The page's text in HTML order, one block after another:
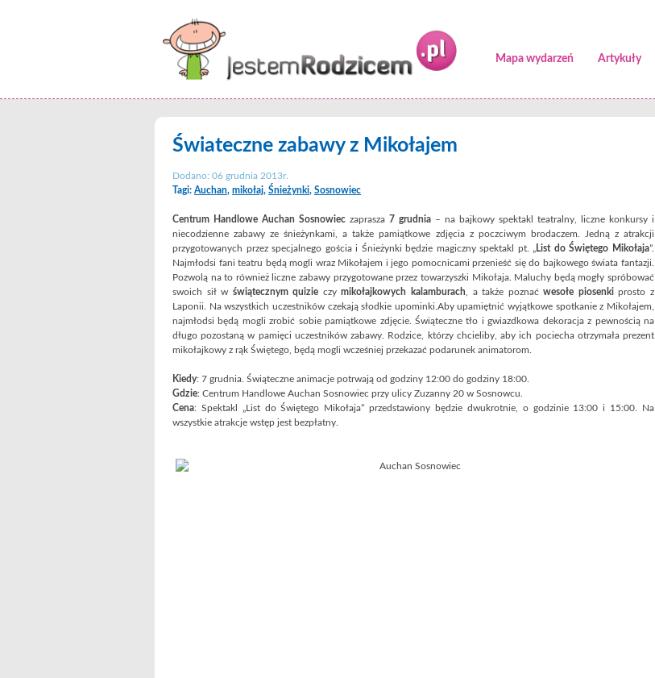
Mapa wydarzeń Artykuły
Świateczne zabawy z Mikołajem
Dodano: 06 grudnia 2013r.
Tagi: Auchan, mikołaj, Śnieżynki, Sosnowiec
Centrum Handlowe Auchan Sosnowiec zaprasza 7 grudnia – na bajkowy spektakl teatralny, liczne konkursy i
niecodzienne zabawy ze śnieżynkami, a także pamiątkowe zdjęcia z poczciwym brodaczem. Jedną z atrakcji
przygotowanych przez specjalnego gościa i Śnieżynki będzie magiczny spektakl pt. „List do Świętego Mikołaja”.
Najmłodsi fani teatru będą mogli wraz Mikołajem i jego pomocnicami przenieść się do bajkowego świata fantazji.
Pozwolą na to również liczne zabawy przygotowane przez towarzyszki Mikołaja. Maluchy będą mogły spróbować
swoich sił w świątecznym quizie czymikołajkowych kalamburach , a także poznaćwesołe piosenkiprosto z
Laponii. Na wszystkich uczestników czekają słodkie upominki.Aby upamiętnić wyjątkowe spotkanie z Mikołajem,
najmłodsi będą mogli zrobić sobie pamiątkowe zdjęcie. Świąteczne tło i gwiazdkowa dekoracja z pewnością na
długo pozostaną w pamięci uczestników zabawy. Rodzice, którzy chcieliby, aby ich pociecha otrzymała prezent
mikołajkowy z rąk Świętego, będą mogli wcześniej przekazać podarunek animatorom.
Kiedy: 7 grudnia. Świąteczne animacje potrwają od godziny 12:00 do godziny 18:00.
Gdzie: Centrum Handlowe Auchan Sosnowiec przy ulicy Zuzanny 20 w Sosnowcu.
Cena: Spektakl „List do Świętego Mikołaja” przedstawiony będzie dwukrotnie, o godzinie 13:00 i 15:00. Na
wszystkie atrakcje wstęp jest bezpłatny.